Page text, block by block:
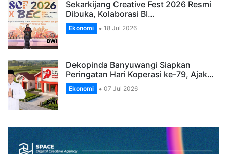
Sekarkijang Creative Fest 2026 Resmi
Dibuka, Kolaborasi BI…
Ekonomi 18 Jul 2026
Dekopinda Banyuwangi Siapkan
Peringatan Hari Koperasi ke-79, Ajak…
Ekonomi 07 Jul 2026